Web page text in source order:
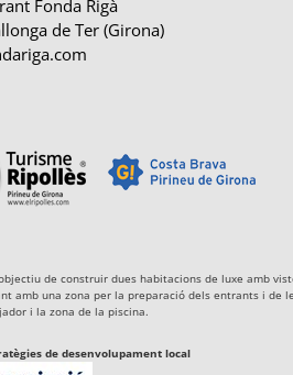
Fonda Rigà
de Ter (Girona)
de construir dues habitacions de luxe amb
amb una zona per la preparació dels entrants i de
i la zona de la piscina.
de desenvolupament local